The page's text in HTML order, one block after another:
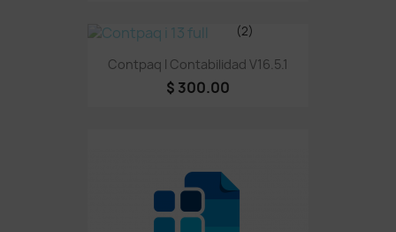
Contpaq I Contabilidad V16.5.1
$ 300.00
(2)